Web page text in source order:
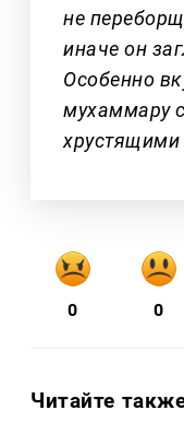
не
иначе он
Особенно
мухаммару
хрустящими
0 0
Читайте